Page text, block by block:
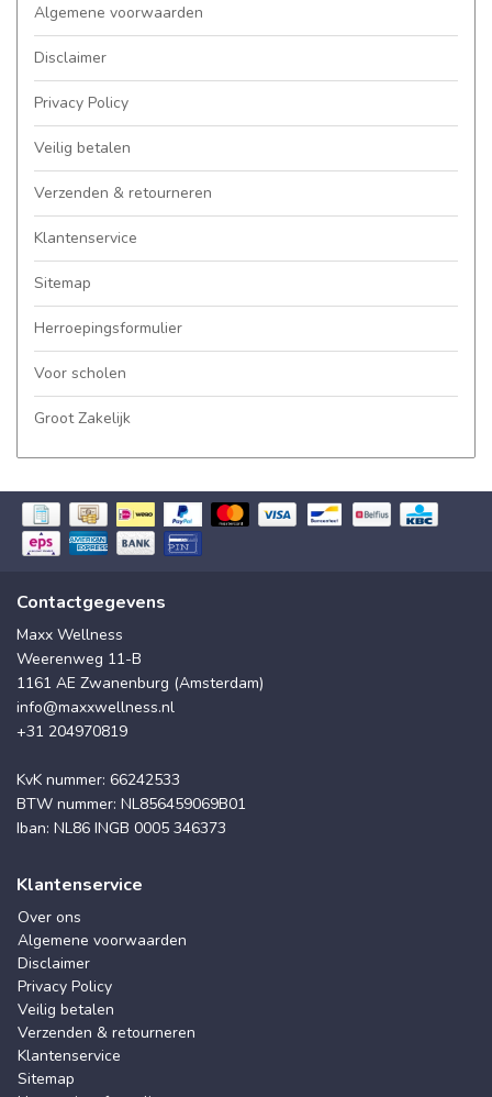
Algemene voorwaarden
Disclaimer
Privacy Policy
Veilig betalen
Verzenden & retourneren
Klantenservice
Sitemap
Herroepingsformulier
Voor scholen
Groot Zakelijk
Contactgegevens
Maxx Wellness
Weerenweg 11-B
1161 AE Zwanenburg (Amsterdam)
info@maxxwellness.nl
+31 204970819
KvK nummer: 66242533
BTW nummer: NL856459069B01
Iban: NL86 INGB 0005 346373
Klantenservice
Over ons
Algemene voorwaarden
Disclaimer
Privacy Policy
Veilig betalen
Verzenden & retourneren
Klantenservice
Sitemap